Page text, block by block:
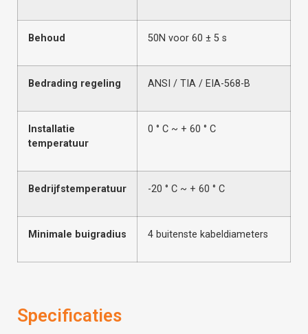
Behoud 50N voor 60 ± 5 s
Bedrading regeling ANSI / TIA / EIA-568-B
Installatie
temperatuur
0 ° C ~ + 60 ° C
Bedrijfstemperatuur -20 ° C ~ + 60 ° C
Minimale buigradius 4 buitenste kabeldiameters
Specificaties